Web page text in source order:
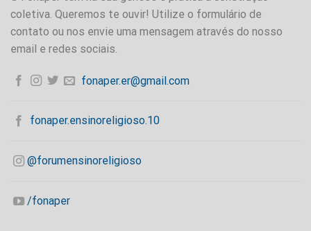
coletiva. Queremos te ouvir! Utilize o formulário de
contato ou nos envie uma mensagem através do nosso
email e redes sociais.
fonaper.er@gmail.com
fonaper.ensinoreligioso.10
@forumensinoreligioso
/fonaper